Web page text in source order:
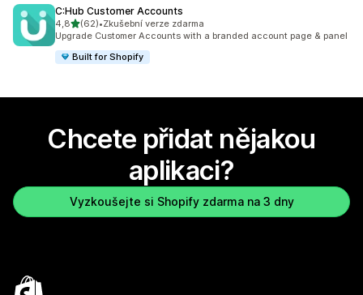
C:Hub Customer Accounts
4,8z 5 hvězd
(62)
Celkový počet recenzí: 62
•Zkušební verze zdarma
Upgrade Customer Accounts with a branded account page & panel
Built for Shopify
Chcete přidat nějakou
aplikaci?
Vyzkoušejte si Shopify zdarma na 3 dny